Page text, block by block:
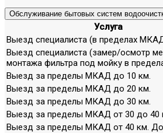
Обслуживание бытовых систем
Услуга
Выезд специалиста (в пределах
Выезд специалиста (замер/осмотр
монтажа фильтра под мойку в
Выезд за пределы МКАД до 10 км.
Выезд за пределы МКАД до 20 км.
Выезд за пределы МКАД до 30 км.
Выезд за пределы МКАД от 30 до 40
Выезд за пределы МКАД от 40 км.